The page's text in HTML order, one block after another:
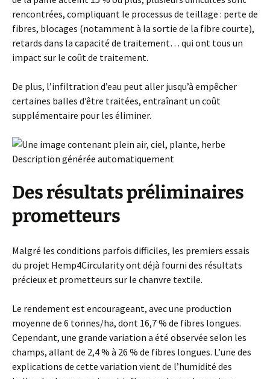
rencontrées, compliquant le processus de teillage : perte de
fibres, blocages (notamment à la sortie de la fibre courte),
retards dans la capacité de traitement… qui ont tous un
impact sur le coût de traitement.
De plus, l’infiltration d’eau peut aller jusqu’à empêcher
certaines balles d’être traitées, entraînant un coût
supplémentaire pour les éliminer.
Des résultats préliminaires
prometteurs
Malgré les conditions parfois difficiles, les premiers essais
du projet Hemp4Circularity ont déjà fourni des résultats
précieux et prometteurs sur le chanvre textile.
Le rendement est encourageant, avec une production
moyenne de 6 tonnes/ha, dont 16,7 % de fibres longues.
Cependant, une grande variation a été observée selon les
champs, allant de 2,4 % à 26 % de fibres longues. L’une des
explications de cette variation vient de l’humidité des